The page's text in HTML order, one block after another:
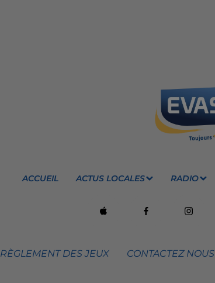
ACCUEIL ACTUS LOCALES RADIO
RÈGLEMENT DES JEUX CONTACTEZ NOUS